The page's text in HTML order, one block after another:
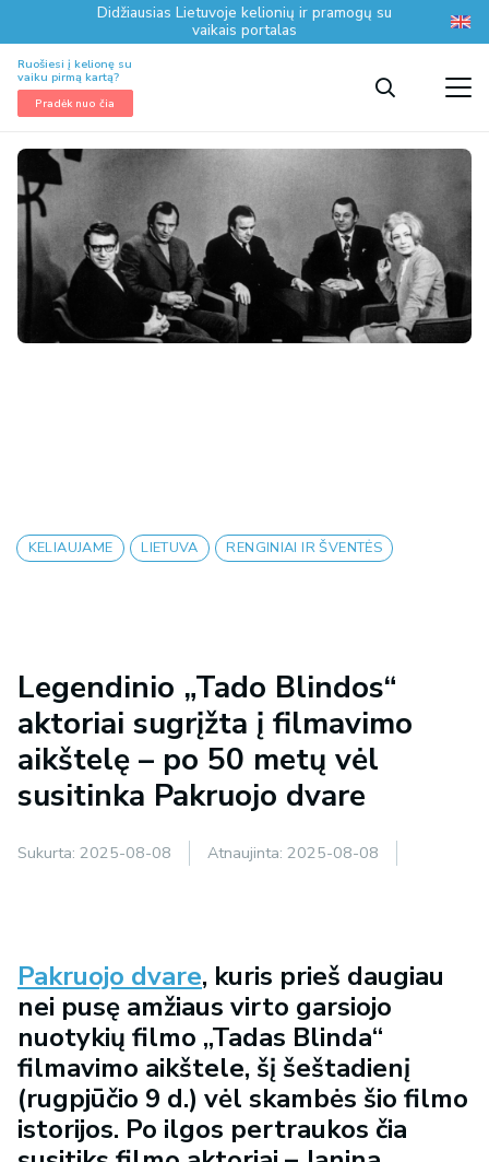
Didžiausias Lietuvoje kelionių ir pramogų su
vaikais portalas
Ruošiesi į kelionę su
vaiku pirmą kartą?
Pradėk nuo čia
KELIAUJAME LIETUVA RENGINIAI IR ŠVENTĖS
Legendinio „Tado Blindos“
aktoriai sugrįžta į filmavimo
aikštelę – po 50 metų vėl
susitinka Pakruojo dvare
Sukurta: 2025-08-08 Atnaujinta: 2025-08-08
Pakruojo dvare, kuris prieš daugiau
nei pusę amžiaus virto garsiojo
nuotykių filmo „Tadas Blinda“
filmavimo aikštele, šį šeštadienį
(rugpjūčio 9 d.) vėl skambės šio filmo
istorijos. Po ilgos pertraukos čia